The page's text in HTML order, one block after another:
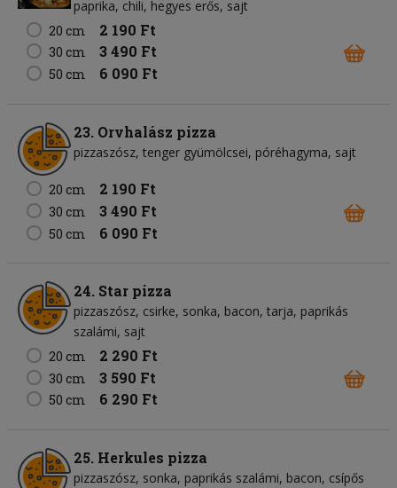
paprika chili hegyes erős sajt
20 cm
2 190 Ft
30 cm 3 490 Ft
50 cm 6 090 Ft
23. Orvhalász pizza
pizzaszósz tenger gyümölcsei póréhagyma sajt
20 cm 2 190 Ft
30 cm 3 490 Ft
50 cm 6 090 Ft
24. Star pizza
pizzaszósz csirke sonka bacon tarja paprikás
szalámi sajt
20 cm
2 290 Ft
30 cm 3 590 Ft
50 cm 6 290 Ft
25. Herkules pizza
pizzaszósz sonka paprikás szalámi bacon csípős